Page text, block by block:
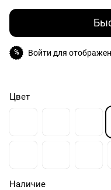
% Войти для
Цвет
Наличие